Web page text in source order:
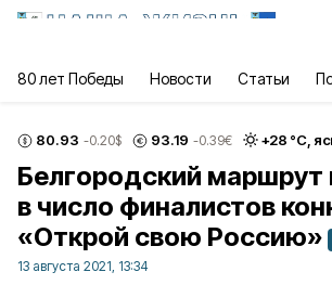
80 лет Победы Новости Статьи
80.93 -0.20$ 93.19 -0.39€ +28 °С,
Белгородский маршрут
в число финалистов
«Открой свою Россию»
13 августа 2021, 13:34